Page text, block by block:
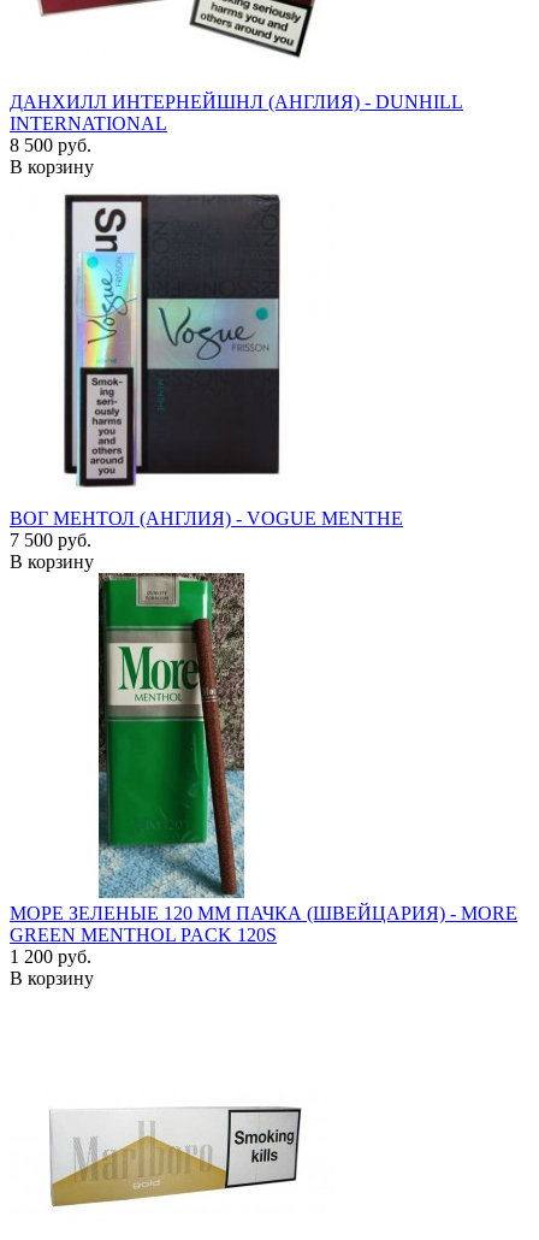
ДАНХИЛЛ ИНТЕРНЕЙШНЛ (АНГЛИЯ) - DUNHILL
INTERNATIONAL
8 500 руб.
В корзину
ВОГ МЕНТОЛ (АНГЛИЯ) - VOGUE MENTHE
7 500 руб.
В корзину
МОРЕ ЗЕЛЕНЫЕ 120 ММ ПАЧКА (ШВЕЙЦАРИЯ) - MORE
GREEN MENTHOL PACK 120S
1 200 руб.
В корзину